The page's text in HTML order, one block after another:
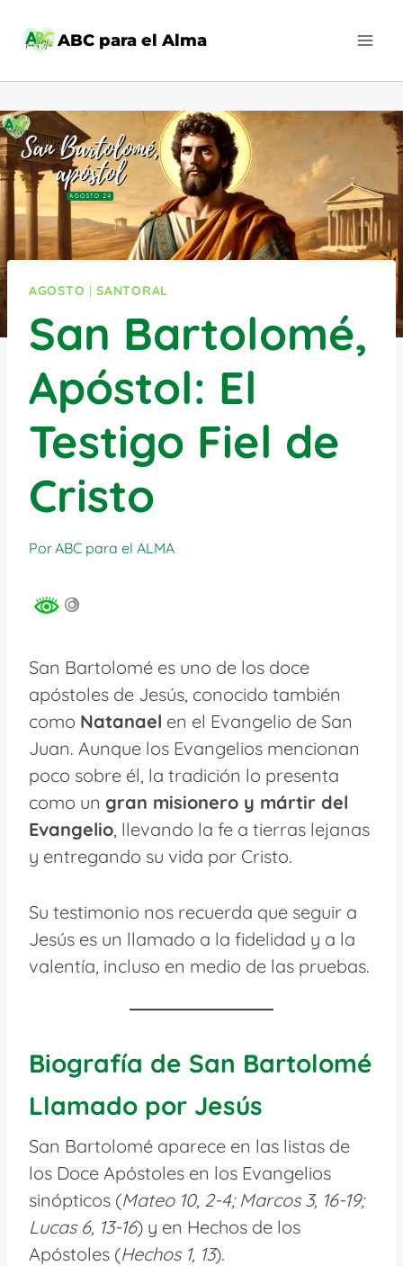
ABC para el Alma
AGOSTO |SANTORAL
San Bartolomé,
Apóstol: El
Testigo Fiel de
Cristo
PorABC para el ALMA
San Bartolomé es uno de los doce
apóstoles de Jesús, conocido también
como Natanael en el Evangelio de San
Juan. Aunque los Evangelios mencionan
poco sobre él, la tradición lo presenta
como un gran misionero y mártir del
Evangelio, llevando la fe a tierras lejanas
y entregando su vida por Cristo.
Su testimonio nos recuerda que seguir a
Jesús es un llamado a la fidelidad y a la
valentía, incluso en medio de las pruebas.
Biografía de San Bartolomé
Llamado por Jesús
San Bartolomé aparece en las listas de
los Doce Apóstoles en los Evangelios
sinópticos (Mateo 10, 2-4; Marcos 3, 16-19;
Lucas 6, 13-16) y en Hechos de los
Apóstoles (Hechos 1, 13).